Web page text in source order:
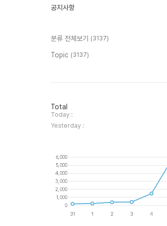
공지사항
분류 전체보기 (3137)
Topic (3137)
방
문
자
수
Total
Today :
Yesterday :